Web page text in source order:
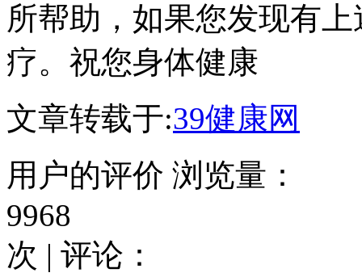
所帮助，如果您发现有
疗。祝您身体健康
文章转载于:39健康网
用户的评价 浏览量：
9968
次 | 评论：